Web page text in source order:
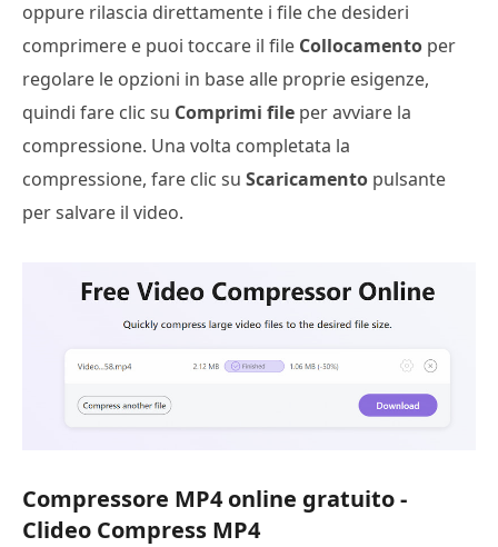
oppure rilascia direttamente i file che desideri
comprimere e puoi toccare il file Collocamento per
regolare le opzioni in base alle proprie esigenze,
quindi fare clic su Comprimi file per avviare la
compressione. Una volta completata la
compressione, fare clic su Scaricamento pulsante
per salvare il video.
Compressore MP4 online gratuito -
Clideo Compress MP4